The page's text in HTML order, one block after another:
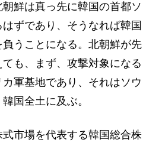
鮮は真っ先に韓国の首都ソ
ずであり、そうなれば韓国
うことになる。北朝鮮が先
も、まず、攻撃対象になる
軍基地であり、それはソウ
国全土に及ぶ。
市場を代表する韓国総合株